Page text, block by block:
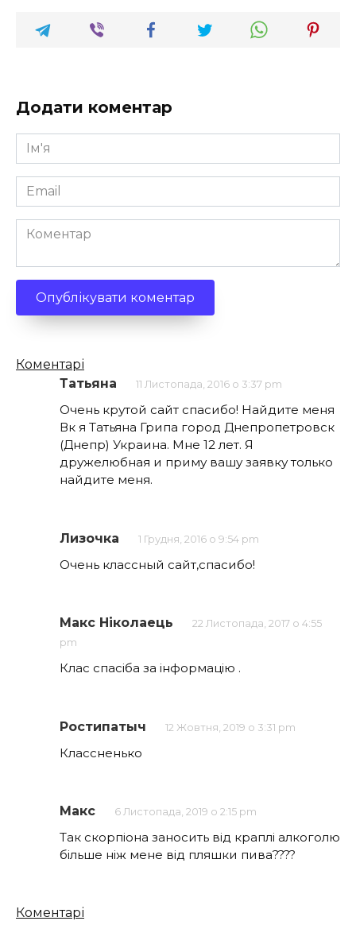
Додати коментар
Ім'я
*
Email
*
Коментар
Кількість
коментарів
Коментарі
Татьяна
11 Листопада, 2016 о 3:37 pm
Очень крутой сайт спасибо! Найдите меня
Вк я Татьяна Грипа город Днепропетровск
(Днепр) Украина. Мне 12 лет. Я
дружелюбная и приму вашу заявку только
найдите меня.
Лизочка 1 Грудня, 2016 о 9:54 pm
Очень классный сайт,спасибо!
Макс Ніколаець
22 Листопада, 2017 о 4:55
pm
Клас спасіба за інформацію .
Ростипатыч 12 Жовтня, 2019 о 3:31 pm
Классненько
Макс 6 Листопада, 2019 о 2:15 pm
Так скорпіона заносить від краплі алкоголю
більше ніж мене від пляшки пива????
Кількість
Коментарі